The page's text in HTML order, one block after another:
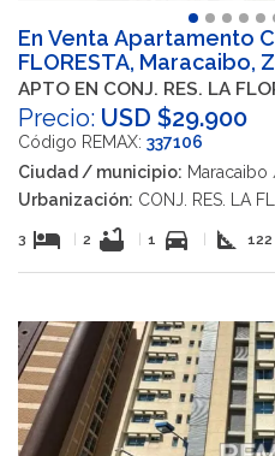
En Venta Apartamento
FLORESTA, Maracaibo,
APTO EN CONJ. RES. LA
Precio: USD $29.900
Código REMAX: 337106
Ciudad / municipio:
Urbanización: CONJ. RES. LA
3 hotel 2 bathtub 1 directions_car square_foot 122